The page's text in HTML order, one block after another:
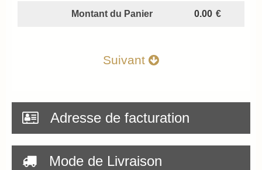
10.50 € TTC
Quantité
Montant du Panier €
Suivant
Adresse de facturation
Mode de Livraison